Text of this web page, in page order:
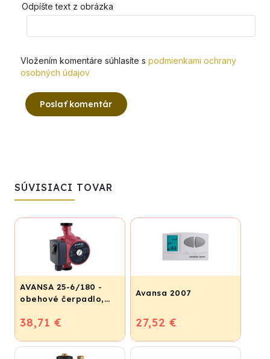
Odpíšte text z obrázka
Vložením komentáre súhlasíte s podmienkami ochrany
osobných údajov
Poslať komentár
SÚVISIACI TOVAR
AVANSA 25-6/180 -
obehové čerpadlo,
38,71 €
Avansa 2007
27,52 €